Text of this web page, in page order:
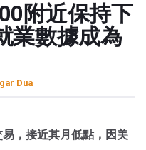
附近保持下
業數據成為
Dua
，接近其月低點，因美